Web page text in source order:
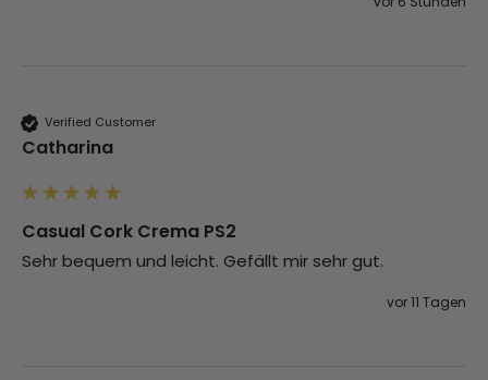
Verified Customer
Catharina
Casual Cork Crema PS2
Sehr bequem und leicht. Gefällt mir sehr gut.
vor 11 Tagen